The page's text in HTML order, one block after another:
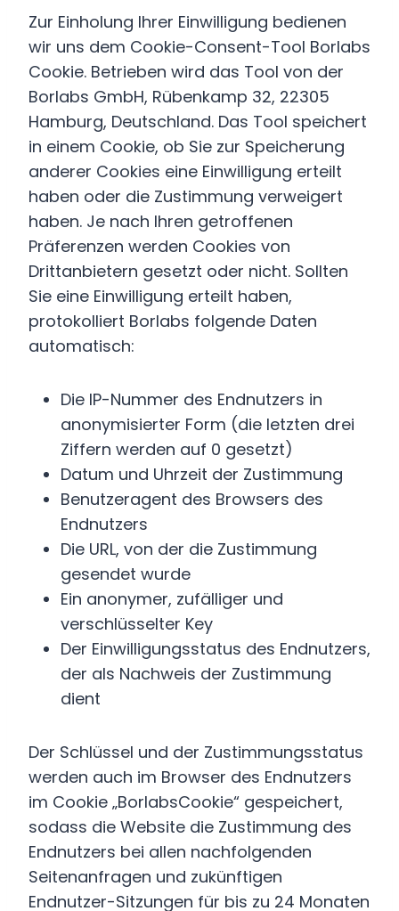
Zur Einholung Ihrer Einwilligung bedienen
wir uns dem Cookie-Consent-Tool Borlabs
Cookie. Betrieben wird das Tool von der
Borlabs GmbH, Rübenkamp 32, 22305
Hamburg, Deutschland. Das Tool speichert
in einem Cookie, ob Sie zur Speicherung
anderer Cookies eine Einwilligung erteilt
haben oder die Zustimmung verweigert
haben. Je nach Ihren getroffenen
Präferenzen werden Cookies von
Drittanbietern gesetzt oder nicht. Sollten
Sie eine Einwilligung erteilt haben,
protokolliert Borlabs folgende Daten
automatisch:
Die IP-Nummer des Endnutzers in
anonymisierter Form (die letzten drei
Ziffern werden auf 0 gesetzt)
Datum und Uhrzeit der Zustimmung
Benutzeragent des Browsers des
Endnutzers
Die URL, von der die Zustimmung
gesendet wurde
Ein anonymer, zufälliger und
verschlüsselter Key
Der Einwilligungsstatus des Endnutzers,
der als Nachweis der Zustimmung
dient
Der Schlüssel und der Zustimmungsstatus
werden auch im Browser des Endnutzers
im Cookie „BorlabsCookie“ gespeichert,
sodass die Website die Zustimmung des
Endnutzers bei allen nachfolgenden
Seitenanfragen und zukünftigen
Endnutzer-Sitzungen für bis zu 24 Monaten